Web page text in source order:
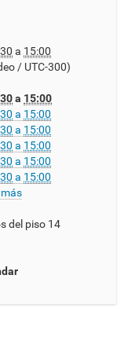
a 15:00
/ UTC-300)
a 15:00
a 15:00
a 15:00
a 15:00
a 15:00
a 15:00
del piso 14